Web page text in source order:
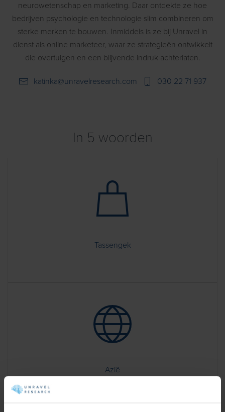
neurowetenschap en marketing. Daar ontdekte ze hoe
bedrijven psychologie en technologie slim combineren om
sterke merken te bouwen. Inmiddels is ze bij Unravel in
dienst als online marketeer, waar ze strategieën ontwikkelt
die overtuigen en een blijvende indruk achterlaten.
katinka@unravelresearch.com 030 22 71 937
In 5 woorden
Tassengek
Azië